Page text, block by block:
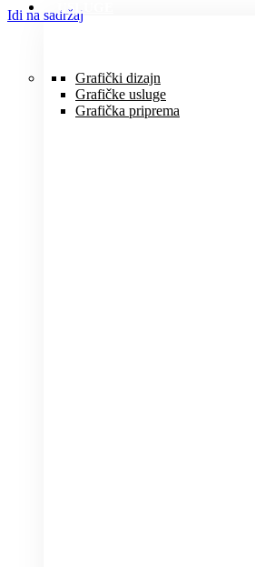
Idi na sadržajUSLUGE
Grafički dizajn
Grafičke usluge
Grafička priprema